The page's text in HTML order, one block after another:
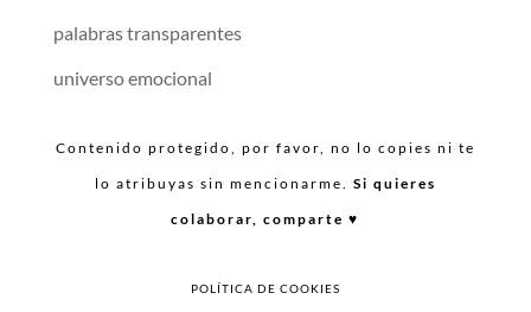
palabras transparentes
universo emocional
Contenido protegido, por favor, no lo copies ni te
lo atribuyas sin mencionarme. Si quieres
colaborar, comparte ♥︎
POLÍTICA DE COOKIES